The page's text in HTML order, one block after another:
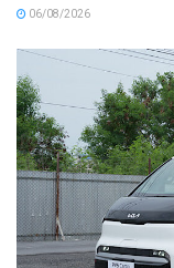
06/08/2026